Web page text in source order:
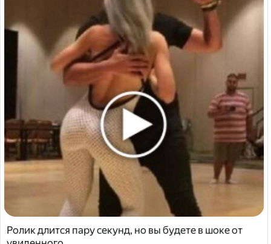
Ролик длится пару секунд, но вы будете в шоке от